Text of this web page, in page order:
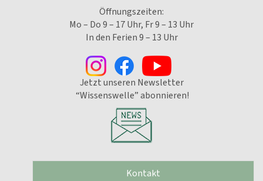
Öffnungszeiten:
Mo – Do 9 – 17 Uhr, Fr 9 – 13 Uhr
In den Ferien 9 – 13 Uhr
Jetzt unseren Newsletter
“Wissenswelle” abonnieren!
Kontakt